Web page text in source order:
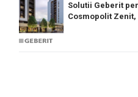
Solutii Geberit
Cosmopolit Zenit,